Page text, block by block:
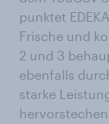
punktet
Frische und
2 und 3
ebenfalls
starke